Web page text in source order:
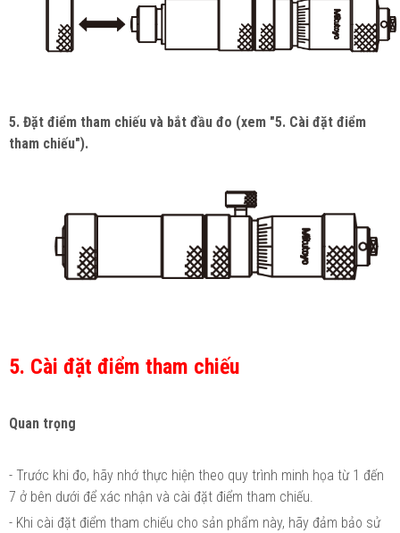
5. Đặt điểm tham chiếu và bắt đầu đo (xem "5. Cài đặt điểm
tham chiếu").
5. Cài đặt điểm tham chiếu
Quan trọng
- Trước khi đo, hãy nhớ thực hiện theo quy trình minh họa từ 1 đến
7 ở bên dưới để xác nhận và cài đặt điểm tham chiếu.
- Khi cài đặt điểm tham chiếu cho sản phẩm này, hãy đảm bảo sử